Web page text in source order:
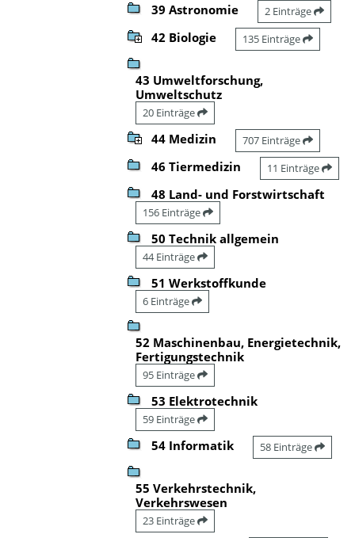
39 Astronomie 2 Einträge
42 Biologie 135 Einträge
43 Umweltforschung,
Umweltschutz
20 Einträge
44 Medizin 707 Einträge
46 Tiermedizin 11 Einträge
48 Land- und Forstwirtschaft
156 Einträge
50 Technik allgemein
44 Einträge
51 Werkstoffkunde
6 Einträge
52 Maschinenbau, Energietechnik,
Fertigungstechnik
95 Einträge
53 Elektrotechnik
59 Einträge
54 Informatik 58 Einträge
55 Verkehrstechnik,
Verkehrswesen
23 Einträge